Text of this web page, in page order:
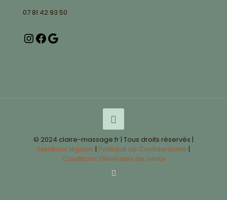
07 81 42 93 50
© 2024 claire-massage.fr | Tous droits réservés |
Mentions légales | Politique de Confidentialité |
Conditions Générales de Vente